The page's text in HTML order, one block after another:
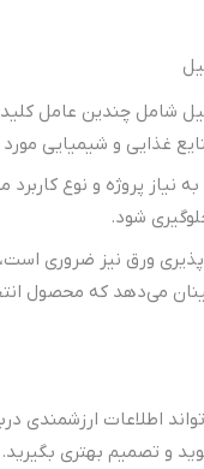
شامل چندین عامل
غذایی و شیمیایی مورد
پروژه و نوع
شود.
ورق نیز ضروری است،
می‌دهد که محصول
اطلاعات ارزشمندی
و تصمیم بهتری